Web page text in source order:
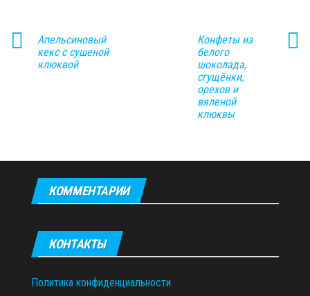
Апельсиновый
кекс с сушеной
клюквой
Конфеты из
белого
шоколада,
сгущёнки,
орехов и
вяленой
клюквы
КОММЕНТАРИИ
КОНТАКТЫ
Политика конфиденциальности